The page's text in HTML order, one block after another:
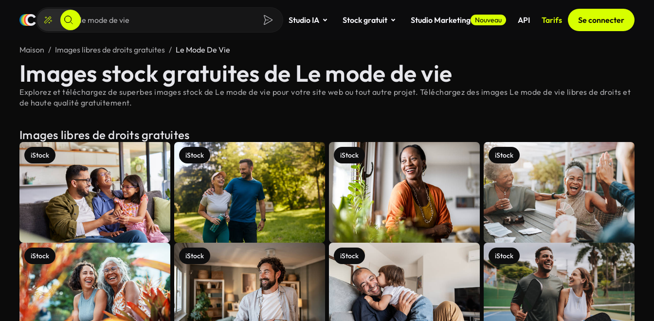
Studio IA Stock gratuit Studio Marketing Nouveau API Tarifs Se connecter
Maison Images libres de droits gratuites Le Mode De Vie
Images stock gratuites de Le mode de vie
Explorez et téléchargez de superbes images stock de Le mode de vie pour votre site web ou tout autre projet. Téléchargez des images Le mode de vie libres de droits et
de haute qualité gratuitement.
Images libres de droits gratuites
iStock
iStock
iStock
iStock
iStock
iStock
iStock
iStock